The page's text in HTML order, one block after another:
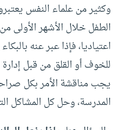
وكثير من علماء النفس
الطفل خلال الأشهر الأولى
اعتياديا، فإذا عبر عنه
للخوف أو القلق من قبل إدارة
يجب مناقشة الأمر بكل
المدرسة، وحل كل المشاكل